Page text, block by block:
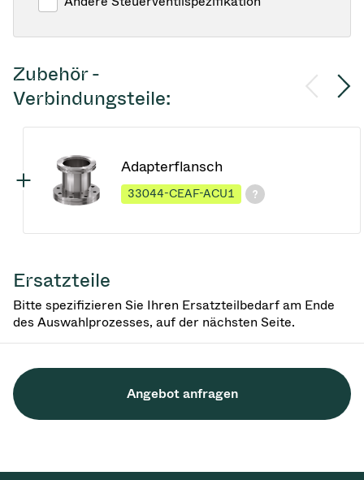
Zubehör -
Verbindungsteile:
Adapterflansch
33044-CEAF-ACU1
Ersatzteile
Bitte spezifizieren Sie Ihren Ersatzteilbedarf am Ende
des Auswahlprozesses, auf der nächsten Seite.
Angebot anfragen